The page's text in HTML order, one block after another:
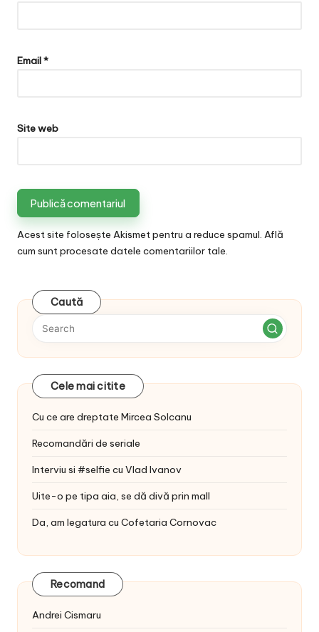
Email*
Site web
Acest site folosește Akismet pentru a reduce spamul. Află
cum sunt procesate datele comentariilor tale.
Caută
Cele mai citite
Cu ce are dreptate Mircea Solcanu
Recomandări de seriale
Interviu si #selfie cu Vlad Ivanov
Uite-o pe tipa aia, se dă divă prin mall
Da, am legatura cu Cofetaria Cornovac
Recomand
Andrei Cismaru